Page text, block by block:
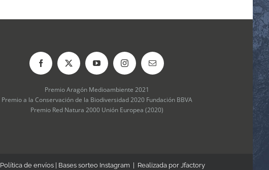
Premio Aragón Medioambiente 2021
Premio a la Conservación de la Biodiversidad 2020 Fundación BBVA
Premio Red Natura 2000 Unión Europea (2020)
Política de envíos| Bases sorteo Instagram | Realizada por Jfactory